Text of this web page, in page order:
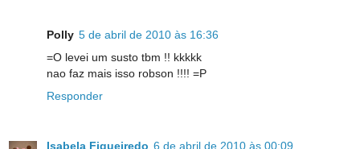
Polly 5 de abril de 2010 às 16:36
=O levei um susto tbm !! kkkkk
nao faz mais isso robson !!!! =P
Responder
Isabela Figueiredo 6 de abril de 2010 às 00:09